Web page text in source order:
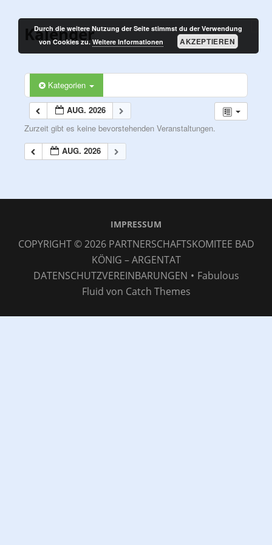
Inhalt
springen
PARTNERSCHAFTSKOMITEE
BAD KÖNIG – ARGENTAT
Kalender
Kategorien
AUG. 2026
Zurzeit gibt es keine bevorstehenden Veranstaltungen.
AUG. 2026
IMPRESSUM
COPYRIGHT © 2026 PARTNERSCHAFTSKOMITEE BAD
KÖNIG – ARGENTAT
DATENSCHUTZVEREINBARUNGEN • Fabulous
Fluid von Catch Themes
Durch die weitere Nutzung der Seite stimmst du der Verwendung
von Cookies zu.Weitere Informationen AKZEPTIEREN